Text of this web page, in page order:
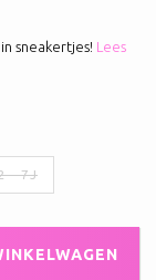
sneakertjes! Lees
- 7J